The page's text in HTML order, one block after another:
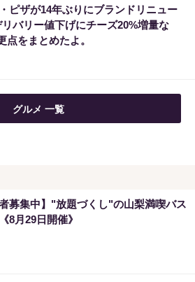
当たらない」と思ってた私が本当に
“買い方”がこれ
会社デジタルファーム ）
ピザが14年ぶりにブランドリニュー
バリー値下げにチーズ20%増量な
点をまとめたよ。
グルメ 一覧
者募集中】"放題づくし"の山梨満喫バス
8月29日開催》